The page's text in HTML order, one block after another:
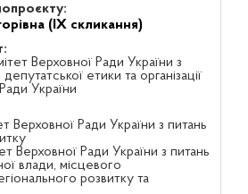
(IX скликання)
Верховної Ради України з
етики та організації
України
Верховної Ради України з питань
Верховної Ради України з питань
влади, місцевого
розвитку та